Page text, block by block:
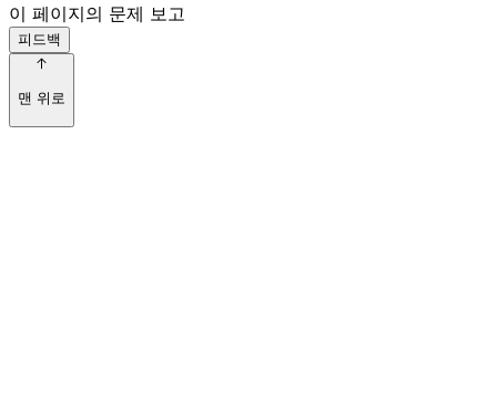
이 페이지의 문제 보고
피드백
맨 위로